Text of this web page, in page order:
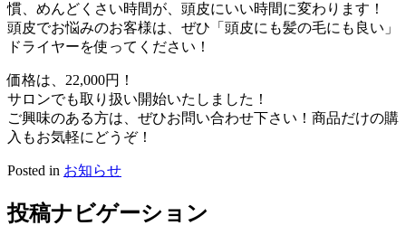
慣、めんどくさい時間が、頭皮にいい時間に変わります！
頭皮でお悩みのお客様は、ぜひ「頭皮にも髪の毛にも良い」
ドライヤーを使ってください！
価格は、22,000円！
サロンでも取り扱い開始いたしました！
ご興味のある方は、ぜひお問い合わせ下さい！商品だけの購
入もお気軽にどうぞ！
Posted in お知らせ
投稿ナビゲーション